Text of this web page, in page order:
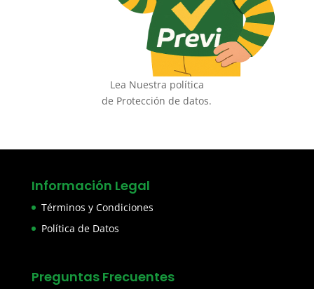
Lea Nuestra política
de Protección de datos.
Información Legal
Términos y Condiciones
Política de Datos
Preguntas Frecuentes